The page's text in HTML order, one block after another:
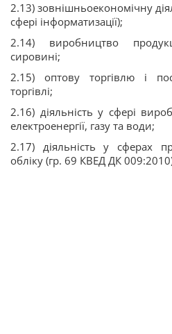
2.13) зовнішньоекономічну
сфері інформатизації);
2.14) виробництво
сировині;
2.15) оптову торгівлю і
торгівлі;
2.16) діяльність у сфері
електроенергії, газу та води;
2.17) діяльність у сферах
обліку (гр. 69 КВЕД ДК